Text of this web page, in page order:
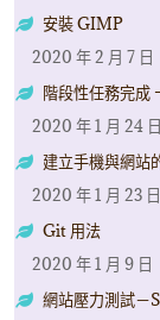
安裝 GIMP
2020 年 2 月 7 日
階段性任務完成
2020 年 1 月 24 日
建立手機與網站
2020 年 1 月 23 日
Git 用法
2020 年 1 月 9 日
網站壓力測試－